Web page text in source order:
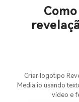
Criar logotipo
Media.io usando
vídeo e